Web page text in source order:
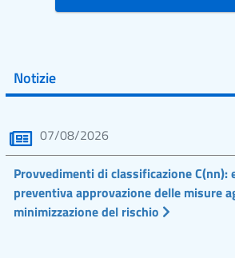
Notizie
07/08/2026
Provvedimenti di classificazione C(nn):
preventiva approvazione delle misure
minimizzazione del rischio